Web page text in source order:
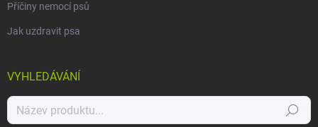
Příčiny nemocí psů
Jak uzdravit psa
VYHLEDÁVÁNÍ
Hledat